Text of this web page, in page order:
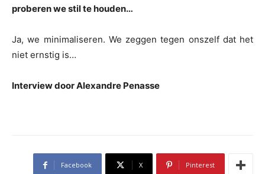
proberen we stil te houden…
Ja, we minimaliseren. We zeggen tegen onszelf dat het
niet ernstig is…
Interview door Alexandre Penasse
Facebook X Pinterest